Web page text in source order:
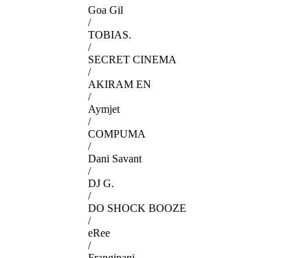
Goa Gil
/
TOBIAS.
/
SECRET CINEMA
/
AKIRAM EN
/
Aymjet
/
COMPUMA
/
Dani Savant
/
DJ G.
/
DO SHOCK BOOZE
/
eRee
/